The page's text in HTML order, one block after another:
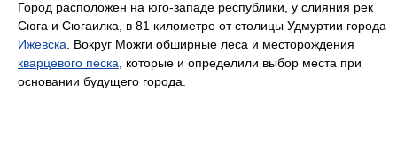
Город расположен на юго-западе республики, у слияния рек
Сюга и Сюгаилка, в 81 километре от столицы Удмуртии города
Ижевска . Вокруг Можги обширные леса и месторождения
кварцевого песка , которые и определили выбор места при
основании будущего города.